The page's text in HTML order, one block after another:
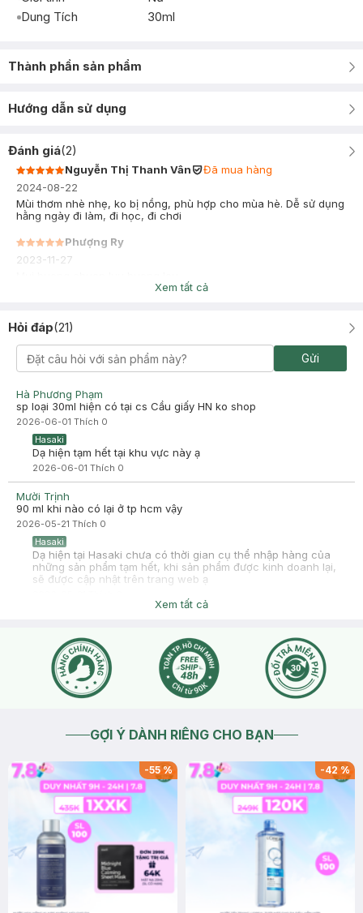
Dung Tích
30ml
Thành phần sản phẩm
Hướng dẫn sử dụng
Đánh giá(2)
Nguyễn Thị Thanh Vân
Đã mua hàng
2024-08-22
Mùi thơm nhè nhẹ, ko bị nồng, phù hợp cho mùa hè. Dễ sử dụng
hằng ngày đi làm, đi học, đi chơi
Phượng Ry
2023-11-27
Xem tất cả
Hỏi đáp(21)
Gửi
Hà Phương Phạm
sp loại 30ml hiện có tại cs Cầu giấy HN ko shop
2026-06-01 Thích 0
Hasaki
Dạ hiện tạm hết tại khu vực này ạ
2026-06-01 Thích 0
Mười Trịnh
90 ml khi nào có lại ở tp hcm vậy
2026-05-21 Thích 0
Hasaki
Dạ hiện tại Hasaki chưa có thời gian cụ thể nhập hàng của
những sản phẩm tạm hết, khi sản phẩm được kinh doanh lại,
sẽ được cập nhật trên trang web ạ
Xem tất cả
GỢI Ý DÀNH RIÊNG CHO BẠN
-55% -42%